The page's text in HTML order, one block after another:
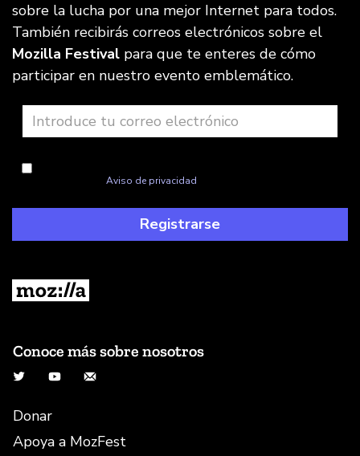
sobre la lucha por una mejor Internet para todos.
También recibirás correos electrónicos sobre el
Mozilla Festival para que te enteres de cómo
participar en nuestro evento emblemático.
Aviso de privacidad
Registrarse
Conoce más sobre nosotros
TwitterYouTube
Donar
Apoya a MozFest